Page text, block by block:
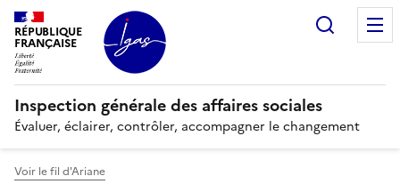
RÉPUBLIQUE
FRANÇAISE
Inspection générale des affaires sociales
Évaluer, éclairer, contrôler, accompagner le changement
Voir le fil d'Ariane